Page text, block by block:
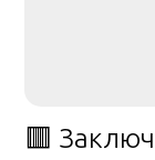
🟥